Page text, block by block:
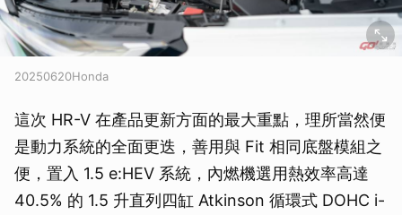
20250620Honda
這次 HR-V 在產品更新方面的最大重點，理所當然便
是動力系統的全面更迭，善用與 Fit 相同底盤模組之
便，置入 1.5 e:HEV 系統，內燃機選用熱效率高達
40.5% 的 1.5 升直列四缸 Atkinson 循環式 DOHC i-